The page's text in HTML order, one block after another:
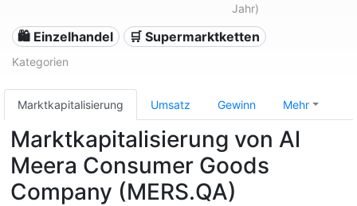
Jahr)
🛍️ Einzelhandel 🛒 Supermarktketten
Kategorien
Marktkapitalisierung Umsatz Gewinn Mehr
Marktkapitalisierung von Al
Meera Consumer Goods
Company (MERS.QA)